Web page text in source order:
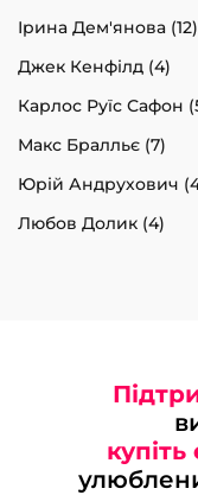
Ірина Дем'янова (12)
Джек Кенфілд (4)
Карлос Руїс Сафон
Макс Бралльє (7)
Юрій Андрухович
Любов Долик (4)